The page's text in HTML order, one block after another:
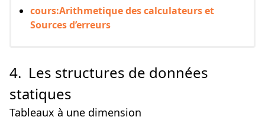
cours:Arithmetique des calculateurs et
Sources d’erreurs
4. Les structures de données
statiques
Tableaux à une dimension